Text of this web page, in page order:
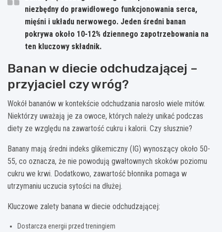
niezbędny do prawidłowego funkcjonowania serca,
mięśni i układu nerwowego. Jeden średni banan
pokrywa około 10-12% dziennego zapotrzebowania na
ten kluczowy składnik.
Banan w diecie odchudzającej –
przyjaciel czy wróg?
Wokół bananów w kontekście odchudzania narosło wiele mitów.
Niektórzy uważają je za owoce, których należy unikać podczas
diety ze względu na zawartość cukru i kalorii. Czy słusznie?
Banany mają średni indeks glikemiczny (IG) wynoszący około 50-
55, co oznacza, że nie powodują gwałtownych skoków poziomu
cukru we krwi. Dodatkowo, zawartość błonnika pomaga w
utrzymaniu uczucia sytości na dłużej.
Kluczowe zalety banana w diecie odchudzającej:
Dostarcza energii przed treningiem